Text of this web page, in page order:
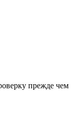
прежде чем